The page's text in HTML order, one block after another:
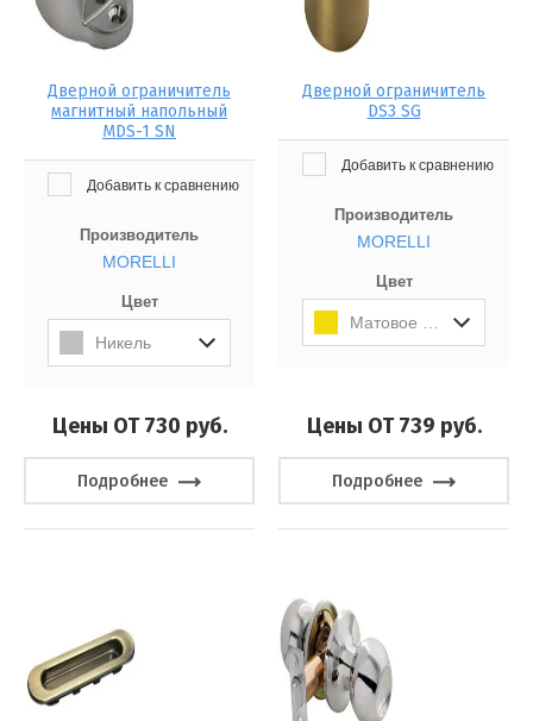
Дверной ограничитель
магнитный напольный
MDS-1 SN
Добавить к сравнению
Производитель
MORELLI
Цвет
Никель
Цены ОТ 730 руб.
Подробнее
Дверной ограничитель
DS3 SG
Добавить к сравнению
Производитель
MORELLI
Цвет
Цены ОТ 739 руб.
Подробнее